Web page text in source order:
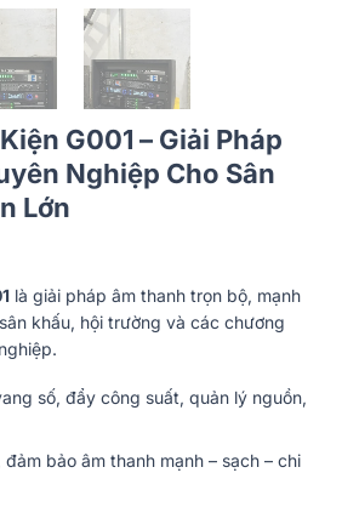
G001 – Giải Pháp
Nghiệp Cho Sân
Lớn
là giải pháp âm thanh trọn bộ, mạnh
khấu, hội trường và các chương
số, đẩy công suất, quản lý nguồn,
bảo âm thanh mạnh – sạch – chi